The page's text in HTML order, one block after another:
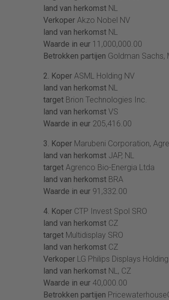
land van herkomst NL
Verkoper Akzo Nobel NV
land van herkomst NL
Waarde in eur 11,000,000.00
Betrokken partijen Goldman Sachs,
2. Koper ASML Holding NV
land van herkomst NL
target Brion Technologies Inc.
land van herkomst VS
Waarde in eur 205,416.00
3. Koper Marubeni Corporation,
land van herkomst JAP, NL
target Agrenco Bio-Energia Ltda
land van herkomst BRA
Waarde in eur 91,332.00
4. Koper CTP Invest Spol SRO
land van herkomst CZ
target Multidisplay SRO
land van herkomst CZ
Verkoper LG Philips Displays
land van herkomst NL, CZ
Waarde in eur 40,000.00
Betrokken partijen